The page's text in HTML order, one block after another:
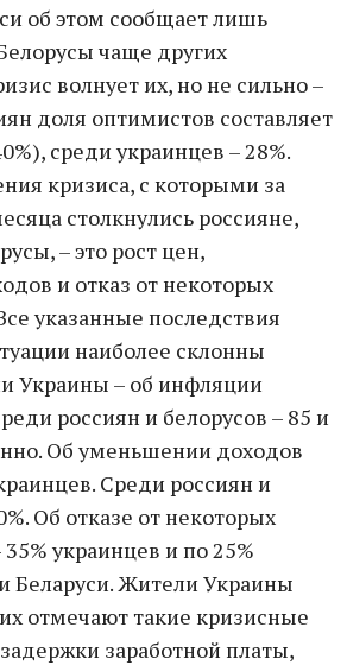
об этом сообщает лишь
чаще других
волнует их, но не сильно –
доля оптимистов составляет
среди украинцев – 28%.
кризиса, с которыми за
столкнулись россияне,
– это рост цен,
и отказ от некоторых
указанные последствия
наиболее склонны
Украины – об инфляции
россиян и белорусов – 85 и
Об уменьшении доходов
Среди россиян и
Об отказе от некоторых
35% украинцев и по 25%
Беларуси. Жители Украины
отмечают такие кризисные
заработной платы,